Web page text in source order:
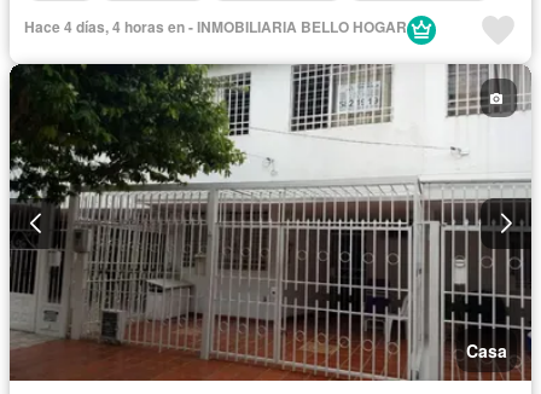
Hace 4 días, 4 horas en - INMOBILIARIA BELLO HOGAR
Casa